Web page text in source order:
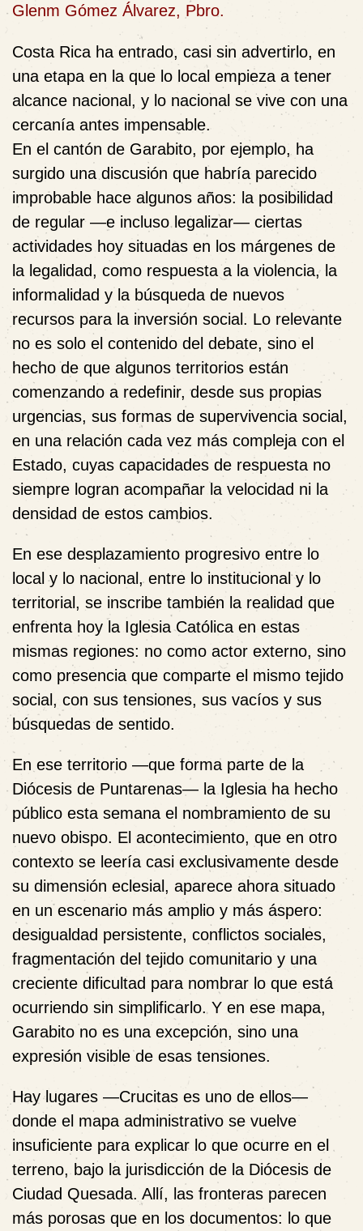
Glenm Gómez Álvarez, Pbro.
Costa Rica ha entrado, casi sin advertirlo, en
una etapa en la que lo local empieza a tener
alcance nacional, y lo nacional se vive con una
cercanía antes impensable.
En el cantón de Garabito, por ejemplo, ha
surgido una discusión que habría parecido
improbable hace algunos años: la posibilidad
de regular —e incluso legalizar— ciertas
actividades hoy situadas en los márgenes de
la legalidad, como respuesta a la violencia, la
informalidad y la búsqueda de nuevos
recursos para la inversión social. Lo relevante
no es solo el contenido del debate, sino el
hecho de que algunos territorios están
comenzando a redefinir, desde sus propias
urgencias, sus formas de supervivencia social,
en una relación cada vez más compleja con el
Estado, cuyas capacidades de respuesta no
siempre logran acompañar la velocidad ni la
densidad de estos cambios.
En ese desplazamiento progresivo entre lo
local y lo nacional, entre lo institucional y lo
territorial, se inscribe también la realidad que
enfrenta hoy la Iglesia Católica en estas
mismas regiones: no como actor externo, sino
como presencia que comparte el mismo tejido
social, con sus tensiones, sus vacíos y sus
búsquedas de sentido.
En ese territorio —que forma parte de la
Diócesis de Puntarenas— la Iglesia ha hecho
público esta semana el nombramiento de su
nuevo obispo. El acontecimiento, que en otro
contexto se leería casi exclusivamente desde
su dimensión eclesial, aparece ahora situado
en un escenario más amplio y más áspero:
desigualdad persistente, conflictos sociales,
fragmentación del tejido comunitario y una
creciente dificultad para nombrar lo que está
ocurriendo sin simplificarlo. Y en ese mapa,
Garabito no es una excepción, sino una
expresión visible de esas tensiones.
Hay lugares —Crucitas es uno de ellos—
donde el mapa administrativo se vuelve
insuficiente para explicar lo que ocurre en el
terreno, bajo la jurisdicción de la Diócesis de
Ciudad Quesada. Allí, las fronteras parecen
más porosas que en los documentos: lo que